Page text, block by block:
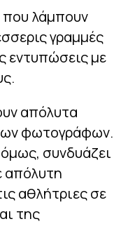
που λάμπουν
γραμμές
εντυπώσεις με
απόλυτα
φωτογράφων.
συνδυάζει
απόλυτη
αθλήτριες σε
της